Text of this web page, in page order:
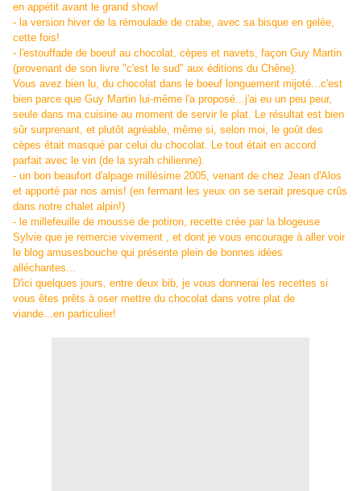
en appétit avant le grand show!
- la version hiver de la rémoulade de crabe, avec sa bisque en gelée,
cette fois!
- l'estouffade de boeuf au chocolat, cèpes et navets, façon Guy Martin
(provenant de son livre "c'est le sud" aux éditions du Chêne).
Vous avez bien lu, du chocolat dans le boeuf longuement mijoté...c'est
bien parce que Guy Martin lui-même l'a proposé...j'ai eu un peu peur,
seule dans ma cuisine au moment de servir le plat. Le résultat est bien
sûr surprenant, et plutôt agréable, même si, selon moi, le goût des
cèpes était masqué par celui du chocolat. Le tout était en accord
parfait avec le vin (de la syrah chilienne).
- un bon beaufort d'alpage millésime 2005, venant de chez Jean d'Alos
et apporté par nos amis! (en fermant les yeux on se serait presque crûs
dans notre chalet alpin!)
- le millefeuille de mousse de potiron, recette crée par la blogeuse
Sylvie que je remercie vivement , et dont je vous encourage à aller voir
le blog amusesbouche qui présente plein de bonnes idées
alléchantes...
D'ici quelques jours, entre deux bib, je vous donnerai les recettes si
vous êtes prêts à oser mettre du chocolat dans votre plat de
viande...en particulier!